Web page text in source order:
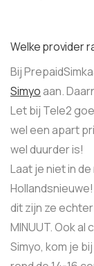
Welke provider
Bij
Simyoaan.
Let bij Tele2
wel een apart
wel duurder is!
Laat je niet in
dit zijn ze
MINUUT. Ook
Simyo, kom je